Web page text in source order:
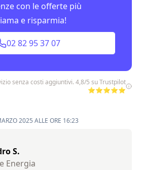
con le offerte più
e risparmia!
02 82 95 37 07
senza costi aggiuntivi. 4,8/5 su Trustpilot
⭐⭐⭐⭐⭐
2025 ALLE ORE 16:23
S.
Energia